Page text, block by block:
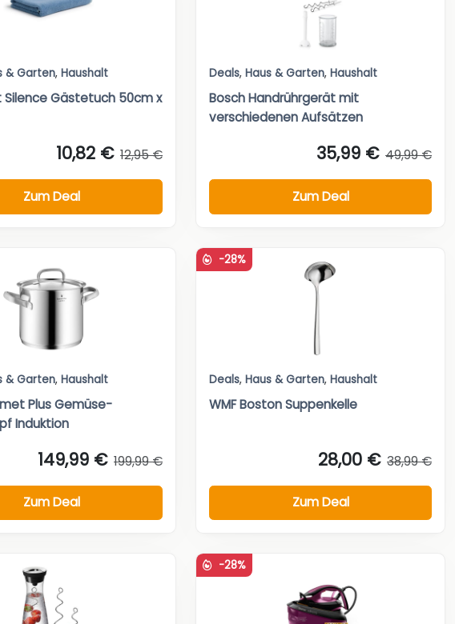
& Garten, Haushalt
Silence Gästetuch 50cm x
10,82 € 12,95 €
Zum Deal
Deals, Haus & Garten, Haushalt
Bosch Handrührgerät mit
verschiedenen Aufsätzen
35,99 € 49,99 €
Zum Deal
& Garten, Haushalt
Plus Gemüse-
Induktion
149,99 € 199,99 €
Zum Deal
-28%
Deals, Haus & Garten, Haushalt
WMF Boston Suppenkelle
28,00 € 38,99 €
Zum Deal
-28%